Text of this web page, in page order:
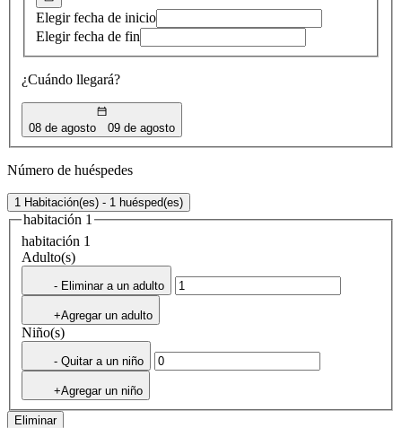
Elegir fecha de inicio
Elegir fecha de fin
¿Cuándo llegará?
08 de agosto 09 de agosto
Número de huéspedes
1 Habitación(es) - 1 huésped(es)
habitación 1
habitación 1
Adulto(s)
- Eliminar a un adulto
+Agregar un adulto
Niño(s)
- Quitar a un niño
+Agregar un niño
Eliminar